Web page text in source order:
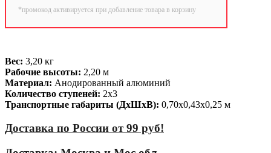
*промокод активируется при добавление товара в корзину
Вес: 3,20 кг
Рабочие высоты: 2,20 м
Материал: Анодированный алюминий
Количество ступеней: 2х3
Транспортные габариты (ДхШхВ): 0,70х0,43х0,25 м
Доставка по России от 99 руб!